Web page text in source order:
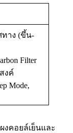
ทาง (ขึ้น-
Filter
งค์
Mode,
งคอยล์เย็นและ